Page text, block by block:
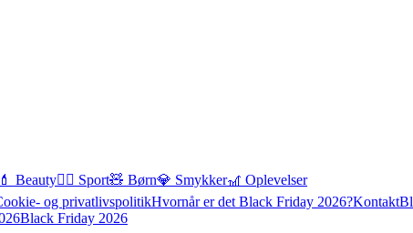
💄 Beauty🏃‍♂️ Sport🧸 Børn💎 Smykker🎢 Oplevelser
og privatlivspolitikHvornår er det Black Friday 2026?Kontakt
Black Friday 2026